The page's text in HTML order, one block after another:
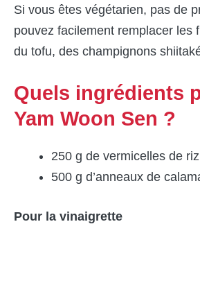
Si vous êtes végétarien, pas de
pouvez facilement remplacer les
du tofu, des champignons
Quels ingrédients
Yam Woon Sen ?
250 g de vermicelles de riz
500 g d’anneaux de
Pour la vinaigrette